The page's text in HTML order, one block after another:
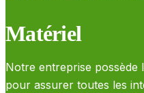
Matériel
Notre entreprise possède
pour assurer toutes les